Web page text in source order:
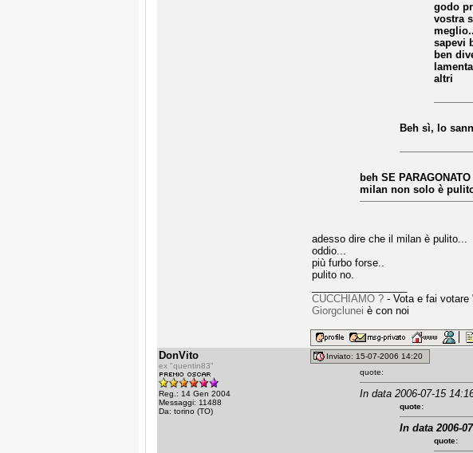
godo
vostra
sapevi
ben
altri
Beh sì, lo
beh SE
milan non solo è
adesso dire che il milan è pulito...
oddio...
più furbo forse..
pulito no.
CUCCHIAMO ? - Vota e fai votare
Giorgclunei è con noi
DonVito
ex "quentin83"
Reg.: 14 Gen 2004
Messaggi: 11488
Da: torino (TO)
Inviato: 15-07-2006 14:20
quote:
In data 2006-07-15
quote:
In data 2006-
quote: